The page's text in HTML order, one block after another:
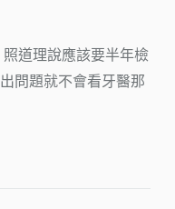
道理說應該要半年檢
問題就不會看牙醫那